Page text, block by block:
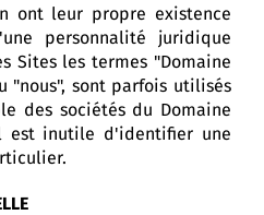
ont leur propre existence
personnalité juridique
Sites les termes "Domaine
"nous", sont parfois utilisés
des sociétés du Domaine
est inutile d'identifier une